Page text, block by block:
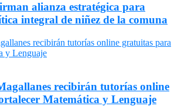
alianza estratégica para
integral de niñez de la comuna
recibirán tutorías online
Matemática y Lenguaje